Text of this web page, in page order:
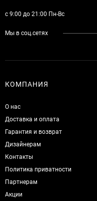
с 9:00 до 21:00 Пн-Вс
Мы в соц.сетях
КОМПАНИЯ
О нас
Доставка и оплата
Гарантия и возврат
Дизайнерам
Контакты
Политика приватности
Партнерам
Акции